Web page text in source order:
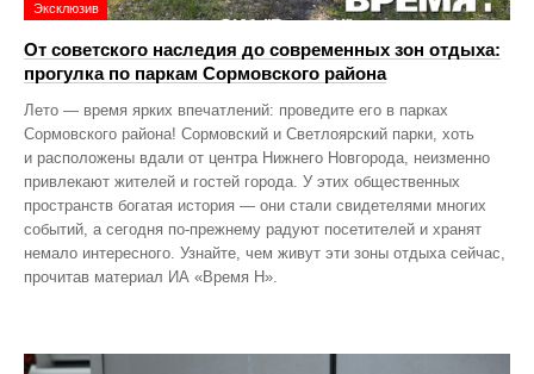
Эксклюзив
От советского наследия до современных зон отдыха:
прогулка по паркам Сормовского района
Лето — время ярких впечатлений: проведите его в парках
Сормовского района! Сормовский и Светлоярский парки, хоть
и расположены вдали от центра Нижнего Новгорода, неизменно
привлекают жителей и гостей города. У этих общественных
пространств богатая история — они стали свидетелями многих
событий, а сегодня по‑прежнему радуют посетителей и хранят
немало интересного. Узнайте, чем живут эти зоны отдыха сейчас,
прочитав материал ИА «Время Н».